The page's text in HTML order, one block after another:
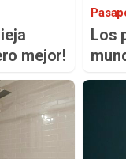
mejor!
Los